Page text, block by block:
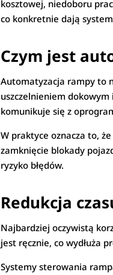
kosztowej, niedoboru
co konkretnie dają
Czym jest
Automatyzacja rampy to
uszczelnieniem
komunikuje się z
W praktyce oznacza to,
zamknięcie blokady
ryzyko błędów.
Redukcja
Najbardziej oczywistą
jest ręcznie, co wydłuża
Systemy sterowania